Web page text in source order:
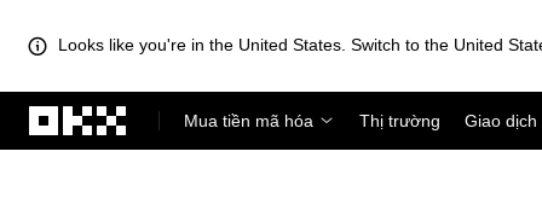
Looks like you're in the United States. Switch to the United
Mua tiền mã hóa
Thị trường Giao dịch